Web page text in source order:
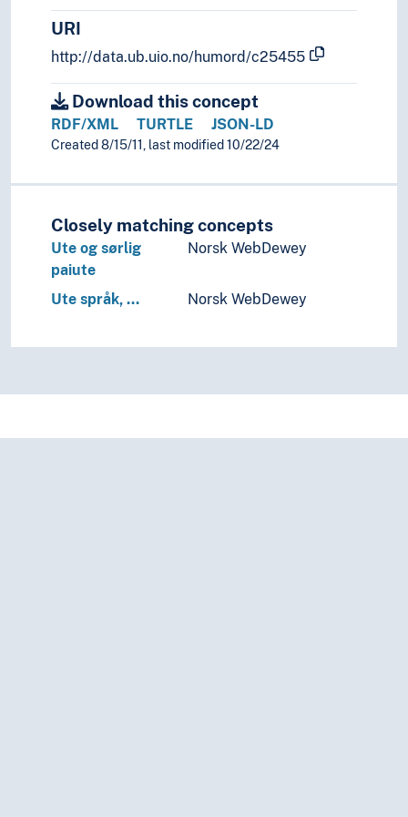
Nostratiske hypotese
Panoanske språk
Sinotibetanske språk
Språkisolat
Tai språk
Uralske språk
Substrat
Særspråk
Truede språk
Verdensspråk
URI
http://data.ub.uio.no/humord/c25455
Download this concept
RDF/XML TURTLE JSON-LD
Created 8/15/11, last modified 10/22/24
Closely matching concepts
Ute og sørlig
paiute
Norsk WebDewey
Ute språk, … Norsk WebDewey